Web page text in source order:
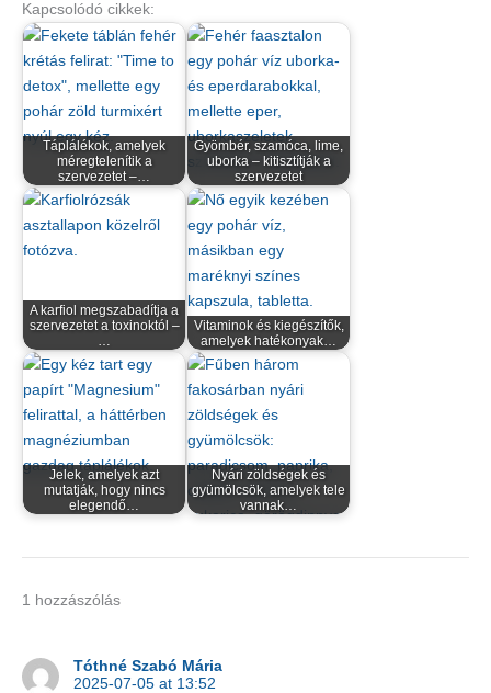
Kapcsolódó cikkek:
Táplálékok, amelyek
méregtelenítik a
szervezetet –…
Gyömbér, szamóca, lime,
uborka – kitisztítják a
szervezetet
A karfiol megszabadítja a
szervezetet a toxinoktól –
Vitaminok és kiegészítők,
amelyek hatékonyak…
Jelek, amelyek azt
mutatják, hogy nincs
elegendő…
Nyári zöldségek és
gyümölcsök, amelyek tele
vannak…
1 hozzászólás
Tóthné Szabó Mária
2025-07-05 at 13:52